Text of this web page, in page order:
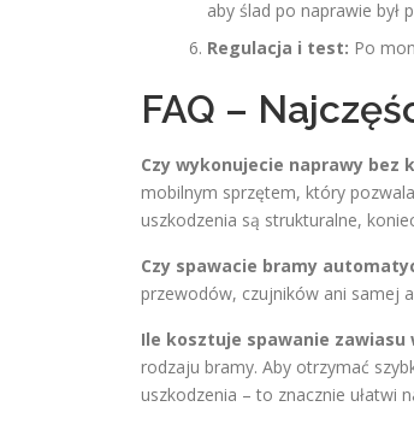
aby ślad po naprawie był
Regulacja i test: Po
FAQ –
Czy wykonujecie naprawy bez
mobilnym sprzętem, który
uszkodzenia są strukturalne,
Czy spawacie bramy
przewodów, czujników ani samej
Ile kosztuje spawanie zawiasu
rodzaju bramy. Aby otrzymać
uszkodzenia – to znacznie ułatwi